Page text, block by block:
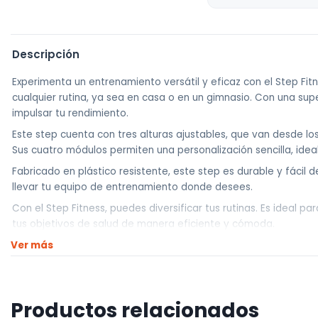
Descripción
Experimenta un entrenamiento versátil y eficaz con el Step
cualquier rutina, ya sea en casa o en un gimnasio. Con una
impulsar tu rendimiento.
Este step cuenta con tres alturas ajustables, que van desde
Sus cuatro módulos permiten una personalización sencilla,
Fabricado en plástico resistente, este step es durable y fácil
llevar tu equipo de entrenamiento donde desees.
Con el Step Fitness, puedes diversificar tus rutinas. Es ideal
tus objetivos de salud de manera eficiente y cómoda.
————————————
————————————
Ver más
Productos relacionados